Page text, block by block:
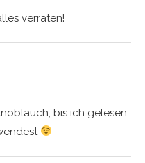
verraten!
bis ich gelesen